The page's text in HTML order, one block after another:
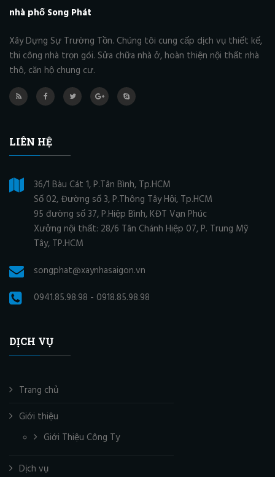
nhà phố Song Phát
Xây Dựng Sự Trường Tồn. Chúng tôi cung cấp dịch vụ thiết kế,
thi công nhà trọn gói. Sửa chữa nhà ở, hoàn thiện nội thất nhà
thô, căn hộ chung cư.
LIÊN HỆ
36/1 Bàu Cát 1, P.Tân Bình, Tp.HCM
Số 02, Đường số 3, P.Thông Tây Hội, Tp.HCM
95 đường số 37, P.Hiệp Bình, KĐT Vạn Phúc
Xưởng nội thất: 28/6 Tân Chánh Hiệp 07, P. Trung Mỹ
Tây, TP.HCM
songphat@xaynhasaigon.vn
0941.85.98.98 - 0918.85.98.98
DỊCH VỤ
Trang chủ
Giới thiệu
Giới Thiệu Công Ty
Dịch vụ